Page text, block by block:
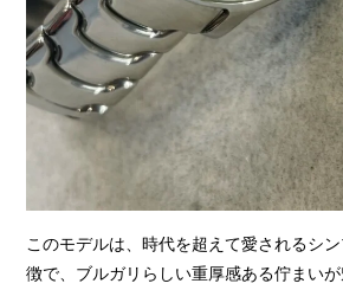
このモデルは、時代を超えて愛されるシ
徴で、ブルガリらしい重厚感ある佇まいが